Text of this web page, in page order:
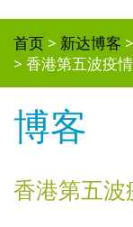
首页 新达博客
香港第五波疫
博客
香港第五